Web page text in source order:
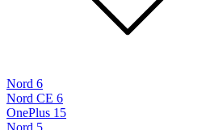
Nord 6
Nord CE 6
OnePlus 15
Nord 5